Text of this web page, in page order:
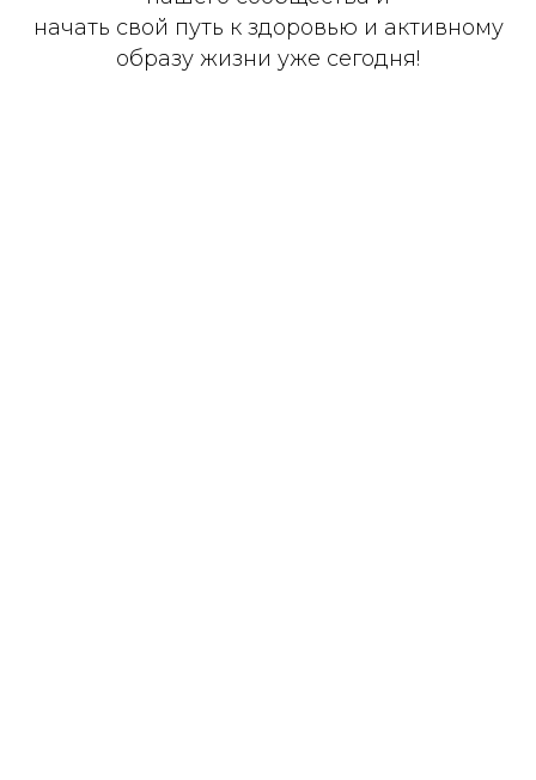
начать свой путь к здоровью и активному
образу жизни уже сегодня!